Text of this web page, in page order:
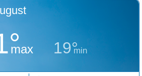
max 19°
min